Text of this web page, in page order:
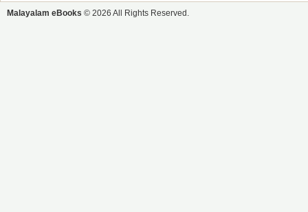
Malayalam eBooks © 2026 All Rights Reserved.